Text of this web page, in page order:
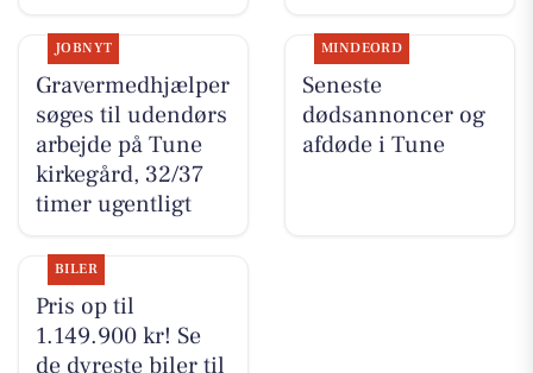
JOBNYT
Gravermedhjælper
søges til udendørs
arbejde på Tune
kirkegård, 32/37
timer ugentligt
MINDEORD
Seneste
dødsannoncer og
afdøde i Tune
BILER
Pris op til
1.149.900 kr! Se
de dyreste biler til